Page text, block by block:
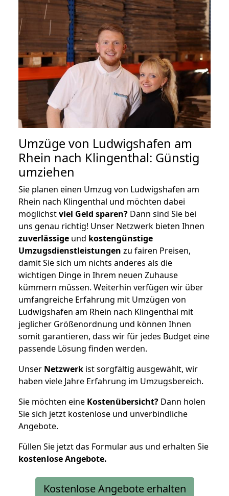
Umzüge von Ludwigshafen am
Rhein nach Klingenthal: Günstig
umziehen
Sie planen einen Umzug von Ludwigshafen am
Rhein nach Klingenthal und möchten dabei
möglichstviel Geld sparen? Dann sind Sie bei
uns genau richtig! Unser Netzwerk bieten Ihnen
zuverlässige und kostengünstige
Umzugsdienstleistungen zu fairen Preisen,
damit Sie sich um nichts anderes als die
wichtigen Dinge in Ihrem neuen Zuhause
kümmern müssen. Weiterhin verfügen wir über
umfangreiche Erfahrung mit Umzügen von
Ludwigshafen am Rhein nach Klingenthal mit
jeglicher Größenordnung und können Ihnen
somit garantieren, dass wir für jedes Budget eine
passende Lösung finden werden.
Unser Netzwerk ist sorgfältig ausgewählt, wir
haben viele Jahre Erfahrung im Umzugsbereich.
Sie möchten eine Kostenübersicht? Dann holen
Sie sich jetzt kostenlose und unverbindliche
Angebote.
Füllen Sie jetzt das Formular aus und erhalten Sie
kostenloseAngebote.
Kostenlose Angebote erhalten